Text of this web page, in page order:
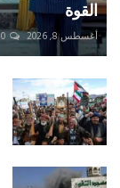
القوة
أغسطس 8, 2026 0